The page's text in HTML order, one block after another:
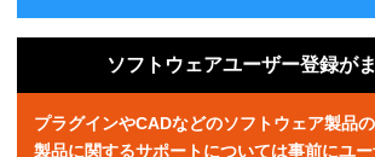
ソフトウェアユーザー登録が
プラグインやCADなどのソフトウェア製品
製品に関するサポートについては事前にユ